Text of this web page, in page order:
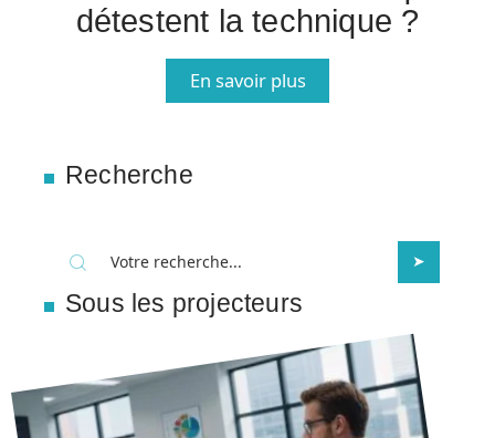
détestent la technique ?
En savoir plus
Recherche
Sous les projecteurs